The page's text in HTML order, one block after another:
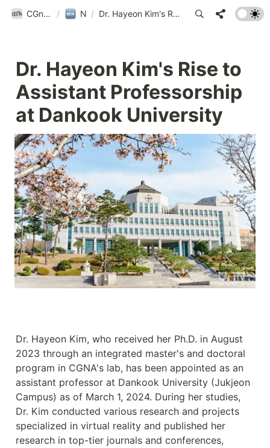
CGnA@Yonsei / News/ Dr. Hayeon Kim's Rise to Assistant Professorship at Dankook University
Dr. Hayeon Kim's Rise to
Assistant Professorship
at Dankook University
Dr. Hayeon Kim, who received her Ph.D. in August
2023 through an integrated master's and doctoral
program in CGNA's lab, has been appointed as an
assistant professor at Dankook University (Jukjeon
Campus) as of March 1, 2024. During her studies,
Dr. Kim conducted various research and projects
specialized in virtual reality and published her
research in top-tier journals and conferences,